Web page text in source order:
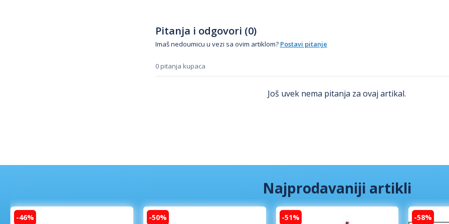
Pitanja i odgovori (0)
Imaš nedoumicu u vezi sa ovim artiklom? Postavi pitanje
0 pitanja kupaca
Još uvek nema pitanja za ovaj artikal.
Najprodavaniji artikli
-46% -50% -51% -58%